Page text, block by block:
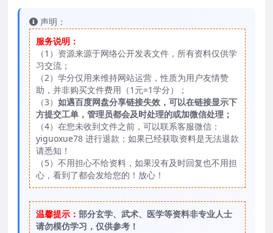
声明：
服务说明：
（1）资源来源于网络公开发表文件，所有资料仅供学
习交流；
（2）学分仅用来维持网站运营，性质为用户友情赞
助，并非购买文件费用（1元=1学分）；
（3） 如遇百度网盘分享链接失效，可以在链接显示下
方提交工单，管理员都会及时处理的或加微信处理；
（4）在您未收到文件之前，可以联系客服微信：
yiguoxue78 进行退款；如果已经获取资料是无法退款
请悉知！
（5）不用担心不给资料，如果没有及时回复也不用担
心，看到了都会发给您的！放心！
温馨提示： 部分玄学、武术、医学等资料非专业人士
请勿模仿学习，仅供参考！